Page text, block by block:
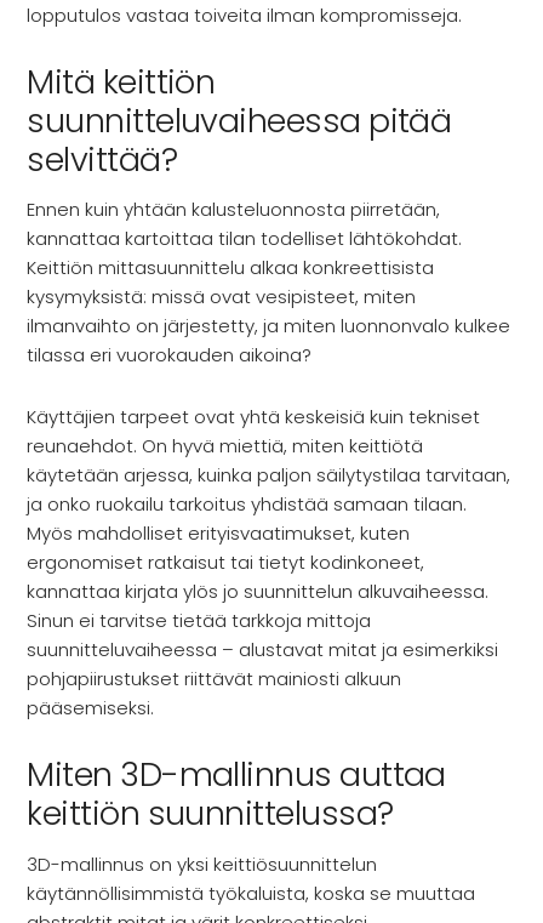
lopputulos vastaa toiveita ilman kompromisseja.
Mitä keittiön
suunnitteluvaiheessa pitää
selvittää?
Ennen kuin yhtään kalusteluonnosta piirretään,
kannattaa kartoittaa tilan todelliset lähtökohdat.
Keittiön mittasuunnittelu alkaa konkreettisista
kysymyksistä: missä ovat vesipisteet, miten
ilmanvaihto on järjestetty, ja miten luonnonvalo kulkee
tilassa eri vuorokauden aikoina?
Käyttäjien tarpeet ovat yhtä keskeisiä kuin tekniset
reunaehdot. On hyvä miettiä, miten keittiötä
käytetään arjessa, kuinka paljon säilytystilaa tarvitaan,
ja onko ruokailu tarkoitus yhdistää samaan tilaan.
Myös mahdolliset erityisvaatimukset, kuten
ergonomiset ratkaisut tai tietyt kodinkoneet,
kannattaa kirjata ylös jo suunnittelun alkuvaiheessa.
Sinun ei tarvitse tietää tarkkoja mittoja
suunnitteluvaiheessa – alustavat mitat ja esimerkiksi
pohjapiirustukset riittävät mainiosti alkuun
pääsemiseksi.
Miten 3D-mallinnus auttaa
keittiön suunnittelussa?
3D-mallinnus on yksi keittiösuunnittelun
käytännöllisimmistä työkaluista, koska se muuttaa